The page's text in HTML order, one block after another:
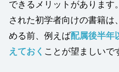
できるメリットがあります
された初学者向けの書籍は
める前、例えば配属後半年
えておく ことが望ましいで